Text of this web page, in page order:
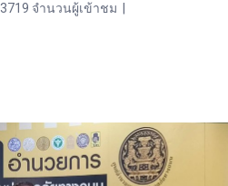
3719 จำนวนผู้เข้าชม